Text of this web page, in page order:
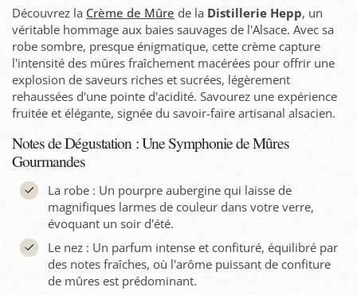
Découvrez la Crème de Mûre de la Distillerie Hepp, un
véritable hommage aux baies sauvages de l'Alsace. Avec sa
robe sombre, presque énigmatique, cette crème capture
l'intensité des mûres fraîchement macérées pour offrir une
explosion de saveurs riches et sucrées, légèrement
rehaussées d'une pointe d'acidité. Savourez une expérience
fruitée et élégante, signée du savoir-faire artisanal alsacien.
Notes de Dégustation : Une Symphonie de Mûres
Gourmandes
La robe : Un pourpre aubergine qui laisse de
magnifiques larmes de couleur dans votre verre,
évoquant un soir d'été.
Le nez : Un parfum intense et confituré, équilibré par
des notes fraîches, où l'arôme puissant de confiture
de mûres est prédominant.